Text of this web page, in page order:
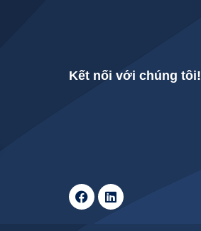
Kết nối với chúng tôi!